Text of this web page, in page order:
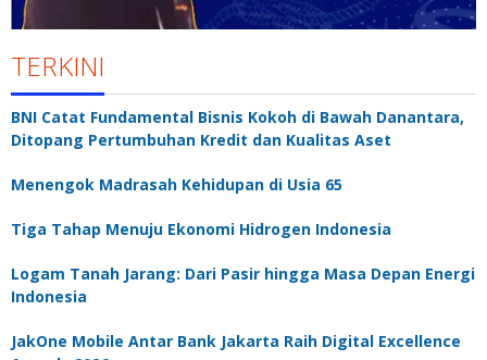
TERKINI
BNI Catat Fundamental Bisnis Kokoh di Bawah Danantara,
Ditopang Pertumbuhan Kredit dan Kualitas Aset
Menengok Madrasah Kehidupan di Usia 65
Tiga Tahap Menuju Ekonomi Hidrogen Indonesia
Logam Tanah Jarang: Dari Pasir hingga Masa Depan Energi
Indonesia
JakOne Mobile Antar Bank Jakarta Raih Digital Excellence